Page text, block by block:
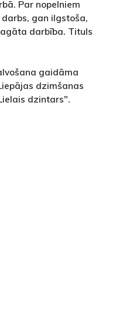
Par nopelniem
gan ilgstoša,
darbība. Tituls
gaidāma
dzimšanas
dzintars".